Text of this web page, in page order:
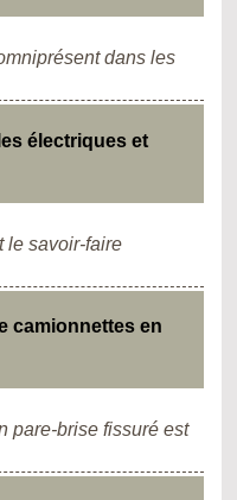
dans les
électriques et
le savoir-faire
camionnettes en
pare-brise fissuré est